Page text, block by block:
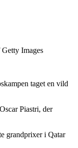
Images
taget en vild
Piastri, der
grandprixer i Qatar